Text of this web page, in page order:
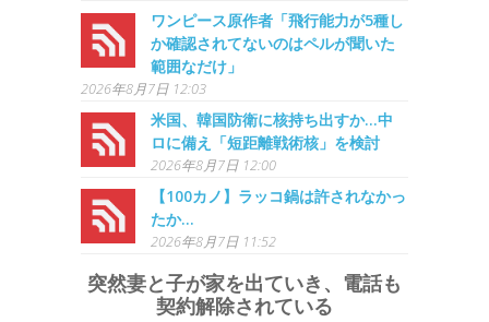
ワンピース原作者「飛行能力が5種し
か確認されてないのはペルが聞いた
範囲なだけ」
2026年8月7日 12:03
米国、韓国防衛に核持ち出すか…中
ロに備え「短距離戦術核」を検討
2026年8月7日 12:00
【100カノ】ラッコ鍋は許されなかっ
たか…
2026年8月7日 11:52
突然妻と子が家を出ていき、電話も
契約解除されている